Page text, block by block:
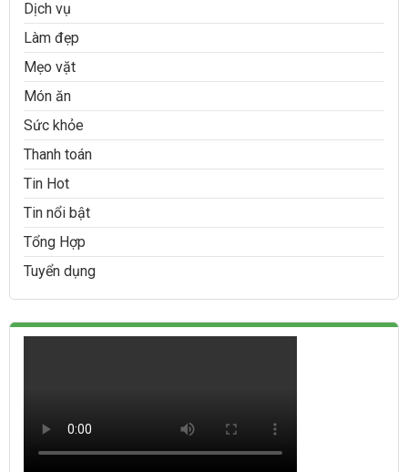
Dịch vụ
Làm đẹp
Mẹo vặt
Món ăn
Sức khỏe
Thanh toán
Tin Hot
Tin nổi bật
Tổng Hợp
Tuyển dụng